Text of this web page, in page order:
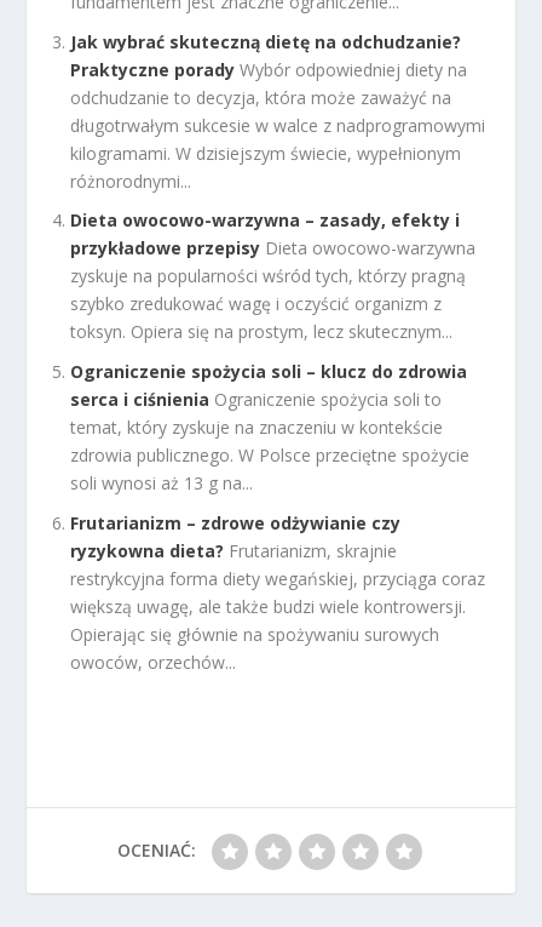
Jak wybrać skuteczną dietę na odchudzanie?
Praktyczne porady Wybór odpowiedniej diety na
odchudzanie to decyzja, która może zaważyć na
długotrwałym sukcesie w walce z nadprogramowymi
kilogramami. W dzisiejszym świecie, wypełnionym
różnorodnymi...
Dieta owocowo-warzywna – zasady, efekty i
przykładowe przepisy Dieta owocowo-warzywna
zyskuje na popularności wśród tych, którzy pragną
szybko zredukować wagę i oczyścić organizm z
toksyn. Opiera się na prostym, lecz skutecznym...
Ograniczenie spożycia soli – klucz do zdrowia
serca i ciśnienia Ograniczenie spożycia soli to
temat, który zyskuje na znaczeniu w kontekście
zdrowia publicznego. W Polsce przeciętne spożycie
soli wynosi aż 13 g na...
Frutarianizm – zdrowe odżywianie czy
ryzykowna dieta? Frutarianizm, skrajnie
restrykcyjna forma diety wegańskiej, przyciąga coraz
większą uwagę, ale także budzi wiele kontrowersji.
Opierając się głównie na spożywaniu surowych
owoców, orzechów...
OCENIAĆ: